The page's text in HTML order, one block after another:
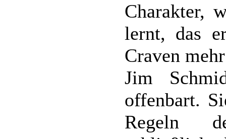
Charakter,
lernt, das
Craven
Jim
offenbart.
Regeln